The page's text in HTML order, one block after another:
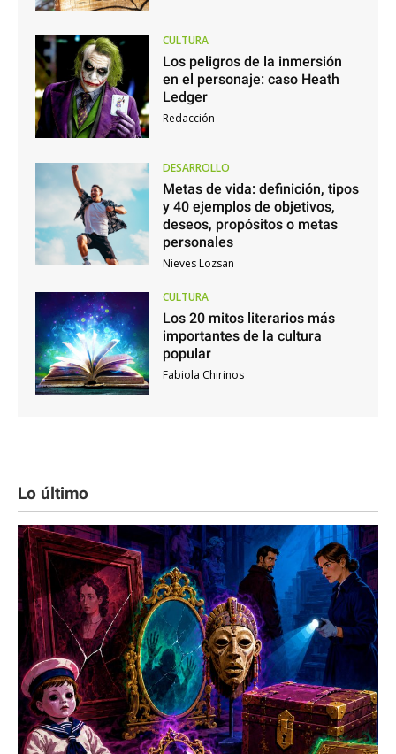
CULTURA
Los peligros de la inmersión
en el personaje: caso Heath
Ledger
Redacción
DESARROLLO
Metas de vida: definición, tipos
y 40 ejemplos de objetivos,
deseos, propósitos o metas
personales
Nieves Lozsan
CULTURA
Los 20 mitos literarios más
importantes de la cultura
popular
Fabiola Chirinos
Lo último